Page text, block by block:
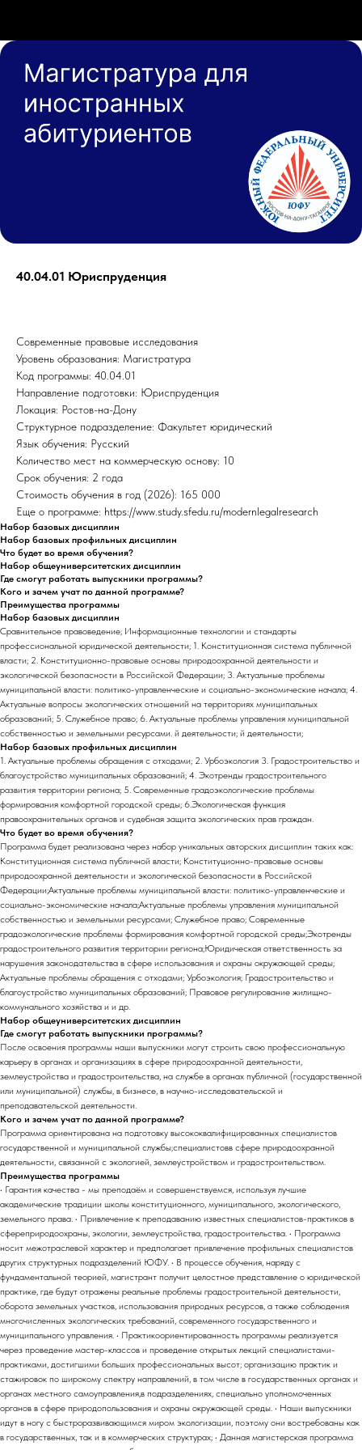
40.04.01 Юриспруденция
Современные правовые исследования
Уровень образования: Магистратура
Код программы: 40.04.01
Направление подготовки: Юриспруденция
Локация: Ростов-на-Дону
Структурное подразделение: Факультет юридический
Язык обучения: Русский
Количество мест на коммерческую основу: 10
Срок обучения: 2 года
Стоимость обучения в год (2026): 165 000
Еще о программе: https://www.study.sfedu.ru/modernlegalresearch
Набор базовых дисциплин
Набор базовых профильных дисциплин
Что будет во время обучения?
Набор общеуниверситетских дисциплин
Где смогут работать выпускники программы?
Кого и зачем учат по данной программе?
Преимущества программы
Набор базовых дисциплин
Сравнительное правоведение; Информационные технологии и стандарты
профессиональной юридической деятельности; 1. Конституционная система публичной
власти; 2. Конституционно-правовые основы природоохранной деятельности и
экологической безопасности в Российской Федерации; 3. Актуальные проблемы
муниципальной власти: политико-управленческие и социально-экономические начала; 4.
Актуальные вопросы экологических отношений на территориях муниципальных
образований; 5. Служебное право; 6. Актуальные проблемы управления муниципальной
собственностью и земельными ресурсами. й деятельности; й деятельности;
Набор базовых профильных дисциплин
1. Актуальные проблемы обращения с отходами; 2. Урбоэкология 3. Градостроительство и
благоустройство муниципальных образований; 4. Экотренды градостроительного
развития территории региона; 5. Современные градоэкологические проблемы
формирования комфортной городской среды; 6.Экологическая функция
правоохранительных органов и судебная защита экологических прав граждан.
Что будет во время обучения?
Программа будет реализована через набор уникальных авторских дисциплин таких как:
Конституционная система публичной власти; Конституционно-правовые основы
природоохранной деятельности и экологической безопасности в Российской
Федерации;Актуальные проблемы муниципальной власти: политико-управленческие и
социально-экономические начала;Актуальные проблемы управления муниципальной
собственностью и земельными ресурсами; Служебное право; Современные
градоэкологические проблемы формирования комфортной городской среды;Экотренды
градостроительного развития территории региона;Юридическая ответственность за
нарушения законодательства в сфере использования и охраны окружающей среды;
Актуальные проблемы обращения с отходами; Урбоэкология; Градостроительство и
благоустройство муниципальных образований; Правовое регулирование жилищно-
коммунального хозяйства и и др.
Набор общеуниверситетских дисциплин
Где смогут работать выпускники программы?
После освоения программы наши выпускники могут строить свою профессиональную
карьеру в органах и организациях в сфере природоохранной деятельности,
землеустройства и градостроительства, на службе в органах публичной (государственной
или муниципальной) службы, в бизнесе, в научно-исследовательской и
преподавательской деятельности.
Кого и зачем учат по данной программе?
Программа ориентирована на подготовку высококвалифицированных специалистов
государственной и муниципальной службы;специалистовв сфере природоохранной
деятельности, связанной с экологией, землеустройством и градостроительством.
Преимущества программы
• Гарантия качества - мы преподаём и совершенствуемся, используя лучшие
академические традиции школы конституционного, муниципального, экологического,
земельного права. • Привлечение к преподаванию известных специалистов-практиков в
сфереприродоохраны, экологии, землеустройства, градостроительства. • Программа
носит межотраслевой характер и предполагает привлечение профильных специалистов
других структурных подразделений ЮФУ. • В процессе обучения, наряду с
фундаментальной теорией, магистрант получит целостное представление о юридической
практике, где будут отражены реальные проблемы градостроительной деятельности,
оборота земельных участков, использования природных ресурсов, а также соблюдения
многочисленных экологических требований, современного государственного и
муниципального управления. • Практикоориентированность программы реализуется
через проведение мастер-классов и проведение открытых лекций специалистами-
практиками, достигшими больших профессиональных высот; организацию практик и
стажировок по широкому спектру направлений, в том числе в государственных органах и
органах местного самоуправления,в подразделениях, специально уполномоченных
органов в сфере природопользования и охраны окружающей среды. • Наши выпускники
идут в ногу с быстроразвивающимся миром экологизации, поэтому они востребованы как
в государственных, так и в коммерческих структурах; • Данная магистерская программа